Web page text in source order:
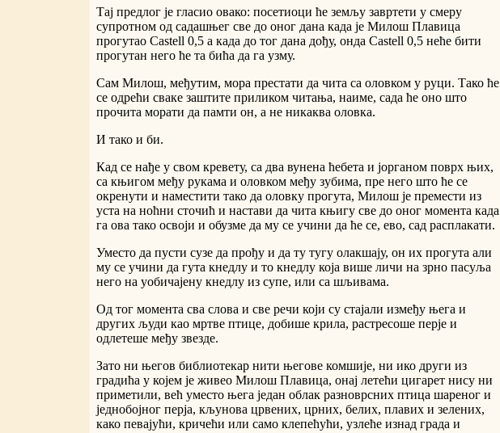
Тај предлог је гласио овако: посетиоци ће земљу завртети у смеру
супротном од садашњег све до оног дана када је Милош Плавица
прогутао Castell 0,5 а када до тог дана дођу, онда Castell 0,5 неће бити
прогутан него ће та бића да га узму.
Сам Милош, међутим, мора престати да чита са оловком у руци. Тако ће
се одрећи сваке заштите приликом читања, наиме, сада ће оно што
прочита морати да памти он, а не никаква оловка.
И тако и би.
Кад се нађе у свом кревету, са два вунена ћебета и јорганом поврх њих,
са књигом међу рукама и оловком међу зубима, пре него што ће се
окренути и наместити тако да оловку прогута, Милош је премести из
уста на ноћни сточић и настави да чита књигу све до оног момента када
га ова тако освоји и обузме да му се учини да ће се, ево, сад расплакати.
Уместо да пусти сузе да прођу и да ту тугу олакшају, он их прогута али
му се учини да гута кнедлу и то кнедлу која више личи на зрно пасуља
него на уобичајену кнедлу из супе, или са шљивама.
Од тог момента сва слова и све речи који су стајали између њега и
других људи као мртве птице, добише крила, растресоше перје и
одлетеше међу звезде.
Зато ни његов библиотекар нити његове комшије, ни ико други из
градића у којем је живео Милош Плавица, онај летећи цигарет нису ни
приметили, већ уместо њега један облак разноврсних птица шареног и
једнобојног перја, кљунова црвених, црних, белих, плавих и зелених,
како певајући, кричећи или само клепећући, узлеће изнад града и